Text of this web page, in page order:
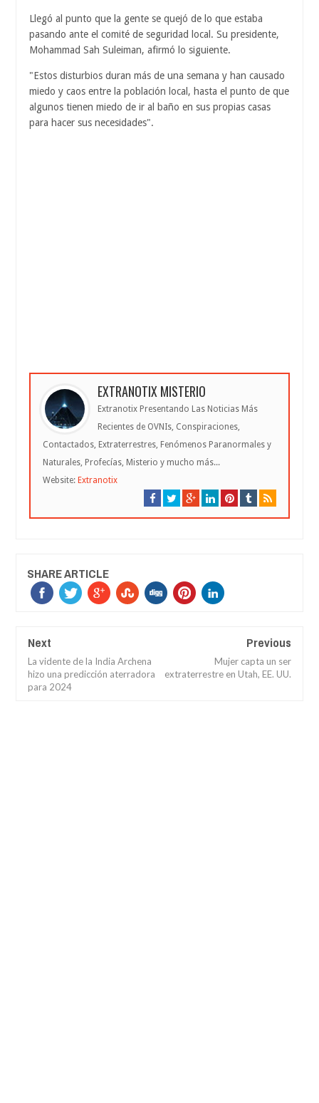
Llegó al punto que la gente se quejó de lo que estaba
pasando ante el comité de seguridad local. Su presidente,
Mohammad Sah Suleiman, afirmó lo siguiente.
"Estos disturbios duran más de una semana y han causado
miedo y caos entre la población local, hasta el punto de que
algunos tienen miedo de ir al baño en sus propias casas
para hacer sus necesidades".
EXTRANOTIX MISTERIO
Extranotix Presentando Las Noticias Más
Recientes de OVNIs, Conspiraciones,
Contactados, Extraterrestres, Fenómenos Paranormales y
Naturales, Profecías, Misterio y mucho más...
Website: Extranotix
SHARE ARTICLE
Next
La vidente de la India Archena
hizo una predicción aterradora
para 2024
Previous
Mujer capta un ser
extraterrestre en Utah, EE. UU.